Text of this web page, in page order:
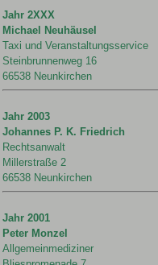
Jahr 2XXX
Michael Neuhäusel
Taxi und Veranstaltungsservice
Steinbrunnenweg 16
66538 Neunkirchen
Jahr 2003
Johannes P. K. Friedrich
Rechtsanwalt
Millerstraße 2
66538 Neunkirchen
Jahr 2001
Peter Monzel
Allgemeinmediziner